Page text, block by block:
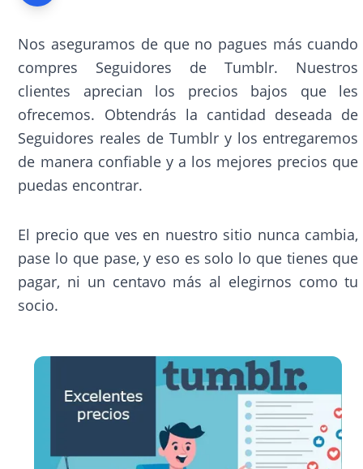
Nos aseguramos de que no pagues más cuando
compres Seguidores de Tumblr. Nuestros
clientes aprecian los precios bajos que les
ofrecemos. Obtendrás la cantidad deseada de
Seguidores reales de Tumblr y los entregaremos
de manera confiable y a los mejores precios que
puedas encontrar.
El precio que ves en nuestro sitio nunca cambia,
pase lo que pase, y eso es solo lo que tienes que
pagar, ni un centavo más al elegirnos como tu
socio.